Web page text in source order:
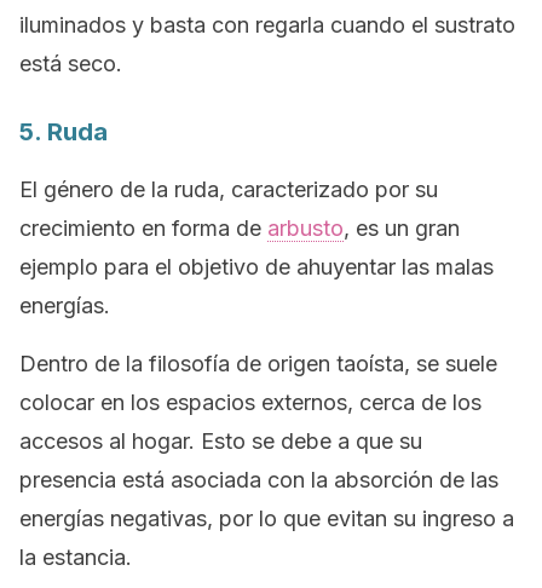
iluminados y basta con regarla cuando el sustrato
está seco.
5. Ruda
El género de la ruda, caracterizado por su
crecimiento en forma de arbusto, es un gran
ejemplo para el objetivo de ahuyentar las malas
energías.
Dentro de la filosofía de origen taoísta, se suele
colocar en los espacios externos, cerca de los
accesos al hogar. Esto se debe a que su
presencia está asociada con la absorción de las
energías negativas, por lo que evitan su ingreso a
la estancia.